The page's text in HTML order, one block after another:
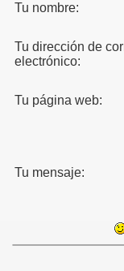
Tu nombre:
Tu dirección de
electrónico:
Tu página web:
Tu mensaje: